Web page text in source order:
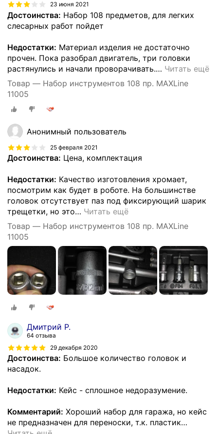
23 июня 2021
Достоинства: Набор 108 предметов, для легких
слесарных работ пойдет
Недостатки: Материал изделия не достаточно
прочен. Пока разобрал двигатель, три головки
растянулись и начали проворачивать.… Читать ещё
Товар — Набор инструментов 108 пр. MAXLine
11005
Анонимный пользователь
25 февраля 2021
Достоинства: Цена, комплектация
Недостатки: Качество изготовления хромает,
посмотрим как будет в роботе. На большинстве
головок отсутствует паз под фиксирующий шарик
трещетки, но это… Читать ещё
Товар — Набор инструментов 108 пр. MAXLine
11005
Дмитрий Р.
64 отзыва
29 декабря 2020
Достоинства: Большое количество головок и
насадок.
Недостатки: Кейс - сплошное недоразумение.
Комментарий: Хороший набор для гаража, но кейс
не предназначен для переноски, т.к. пластик…